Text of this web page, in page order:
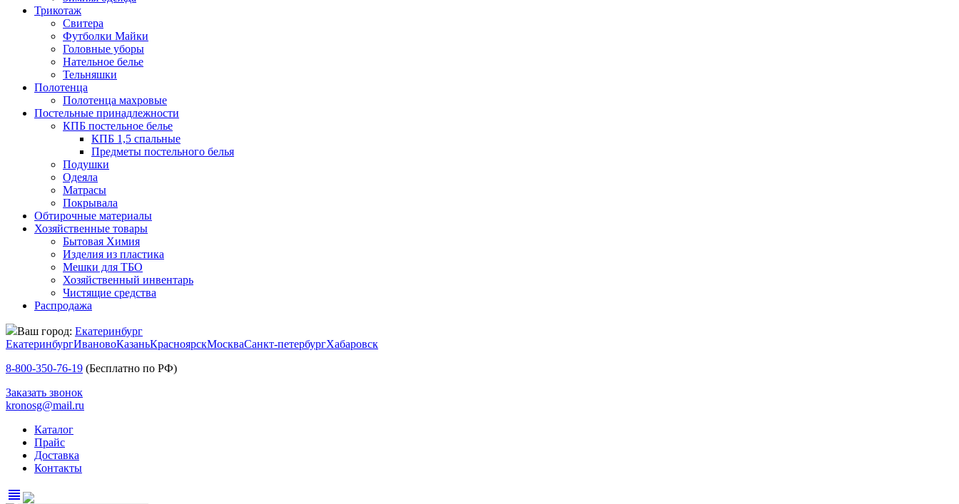
Трикотаж
Свитера
Футболки Майки
Головные уборы
Нательное белье
Тельняшки
Полотенца
Полотенца махровые
Постельные принадлежности
КПБ постельное белье
КПБ 1,5 спальные
Предметы постельного белья
Подушки
Одеяла
Матрасы
Покрывала
Обтирочные материалы
Хозяйственные товары
Бытовая Химия
Изделия из пластика
Мешки для ТБО
Хозяйственный инвентарь
Чистящие средства
Распродажа
Ваш город: Екатеринбург
ЕкатеринбургИвановоКазаньКрасноярскМоскваСанкт-петербургХабаровск
8-800-350-76-19 (Бесплатно по РФ)
Заказать звонок
kronosg@mail.ru
Каталог
Прайс
Доставка
Контакты
view_headline